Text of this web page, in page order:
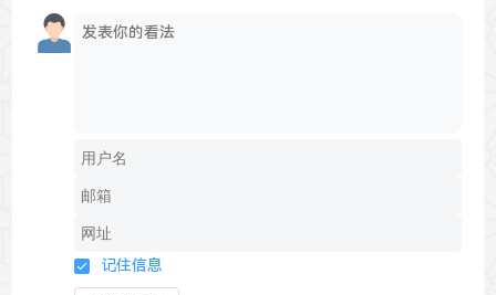
记住信息